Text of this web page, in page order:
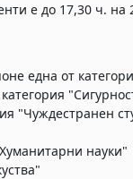
е до 17,30 ч. на
една от
"Чуждестранен
науки"